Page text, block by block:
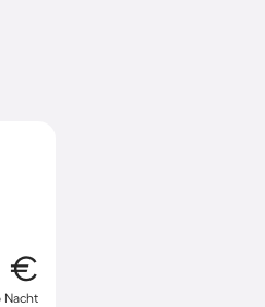
€
Nacht